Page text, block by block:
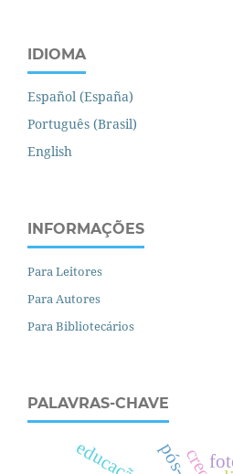
IDIOMA
Español (España)
Português (Brasil)
English
INFORMAÇÕES
Para Leitores
Para Autores
Para Bibliotecários
PALAVRAS-CHAVE